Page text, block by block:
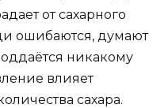
от сахарного
ошибаются, думают
никакому
влияет
сахара.